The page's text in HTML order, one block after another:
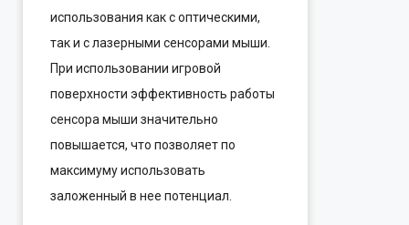
использования как с оптическими,
так и с лазерными сенсорами мыши.
При использовании игровой
поверхности эффективность работы
сенсора мыши значительно
повышается, что позволяет по
максимуму использовать
заложенный в нее потенциал.